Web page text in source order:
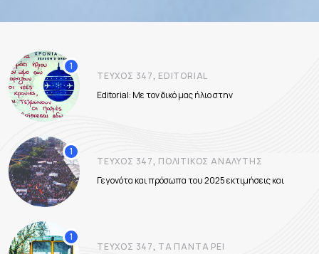
ΤΕΎΧΟΣ 347, EDITORIAL
Editorial: Με τον δικό μας ήλιο στην
ΤΕΎΧΟΣ 347, ΠΟΛΙΤΙΚΌΣ ΑΝΑΛΥΤΉΣ
Γεγονότα και πρόσωπα του 2025 εκτιμήσεις και
ΤΕΎΧΟΣ 347, ΤΑ ΠΆΝΤΑ ΡΕΊ